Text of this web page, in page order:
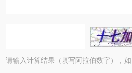
请输入计算结果（填写阿拉伯数字），